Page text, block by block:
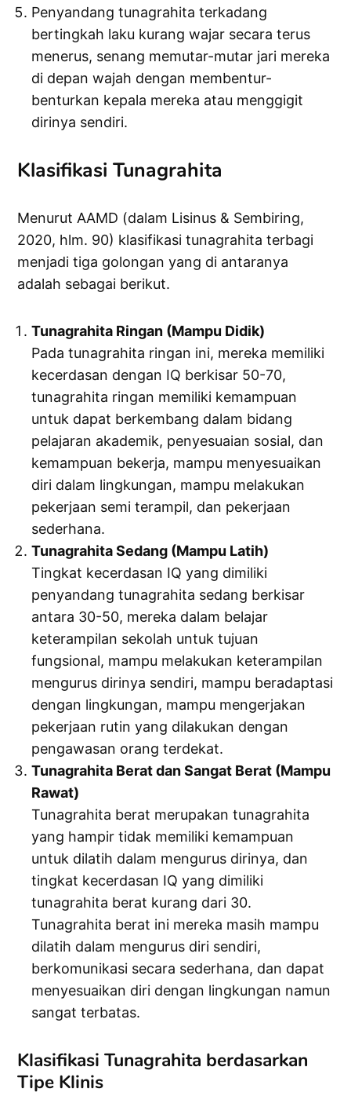
Penyandang tunagrahita terkadang
bertingkah laku kurang wajar secara terus
menerus, senang memutar-mutar jari mereka
di depan wajah dengan membentur-
benturkan kepala mereka atau menggigit
dirinya sendiri.
Klasifikasi Tunagrahita
Menurut AAMD (dalam Lisinus & Sembiring,
2020, hlm. 90) klasifikasi tunagrahita terbagi
menjadi tiga golongan yang di antaranya
adalah sebagai berikut.
Tunagrahita Ringan (Mampu Didik)
Pada tunagrahita ringan ini, mereka memiliki
kecerdasan dengan IQ berkisar 50-70,
tunagrahita ringan memiliki kemampuan
untuk dapat berkembang dalam bidang
pelajaran akademik, penyesuaian sosial, dan
kemampuan bekerja, mampu menyesuaikan
diri dalam lingkungan, mampu melakukan
pekerjaan semi terampil, dan pekerjaan
sederhana.
Tunagrahita Sedang (Mampu Latih)
Tingkat kecerdasan IQ yang dimiliki
penyandang tunagrahita sedang berkisar
antara 30-50, mereka dalam belajar
keterampilan sekolah untuk tujuan
fungsional, mampu melakukan keterampilan
mengurus dirinya sendiri, mampu beradaptasi
dengan lingkungan, mampu mengerjakan
pekerjaan rutin yang dilakukan dengan
pengawasan orang terdekat.
Tunagrahita Berat dan Sangat Berat (Mampu
Rawat)
Tunagrahita berat merupakan tunagrahita
yang hampir tidak memiliki kemampuan
untuk dilatih dalam mengurus dirinya, dan
tingkat kecerdasan IQ yang dimiliki
tunagrahita berat kurang dari 30.
Tunagrahita berat ini mereka masih mampu
dilatih dalam mengurus diri sendiri,
berkomunikasi secara sederhana, dan dapat
menyesuaikan diri dengan lingkungan namun
sangat terbatas.
Klasifikasi Tunagrahita berdasarkan
Tipe Klinis